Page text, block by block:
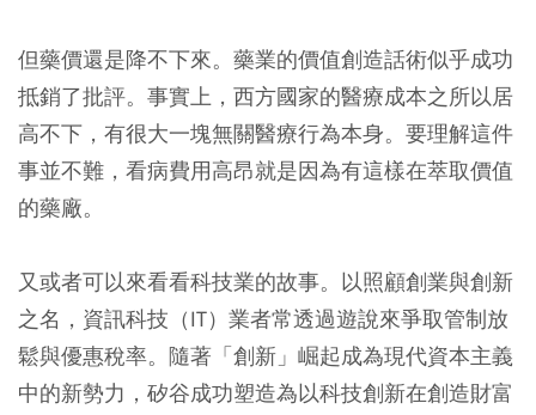
但藥價還是降不下來。藥業的價值創造話術似乎成功
抵銷了批評。事實上，西方國家的醫療成本之所以居
高不下，有很大一塊無關醫療行為本身。要理解這件
事並不難，看病費用高昂就是因為有這樣在萃取價值
的藥廠。
又或者可以來看看科技業的故事。以照顧創業與創新
之名，資訊科技（IT）業者常透過遊說來爭取管制放
鬆與優惠稅率。隨著「創新」崛起成為現代資本主義
中的新勢力，矽谷成功塑造為以科技創新在創造財富